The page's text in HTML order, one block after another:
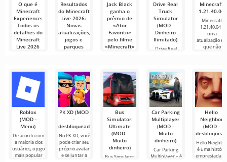
O que é
Minecraft
Experience:
Todos os
detalhes do
Minecraft
Live 2026
crescer e
Resultados
do Minecraft
Live 2026:
Novas
atualizações,
jogos e
parques
Live 2026
mostrou o
Jack Black
ganha o
prêmio de
«Ator
Favorito»
pelo filme
«Minecraft»
a 38ª
Drive Real
Truck
Simulator
(MOD -
Dinheiro
Ilimitado)
Drive Real
de
Minecraft
1.21.40.04
Minecraft
1.21.40.04 -
uma
atualização em
que não
Roblox
(MOD -
Menu)
De acordo com
a maioria dos
usuários, o jogo
mais popular
PK XD (MOD
-
desbloqueado)
No PK XD, você
pode criar seu
próprio avatar
e se juntar a
Bus
Simulator:
Ultimate
(MOD -
Muito
dinheiro)
Bus Simulator:
Car Parking
Multiplayer
(MOD -
Muito
dinheiro)
Car Parking
Multiplayer – é
Hello
Neighbor
(MOD -
Hello
é uma história
emprestada